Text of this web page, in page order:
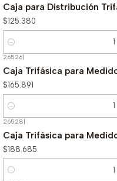
Caja para Distribución
$125.380
Cantidad
26526
Caja Trifásica para
$165.891
Cantidad
26528|
Caja Trifásica para
$188.685
Cantidad